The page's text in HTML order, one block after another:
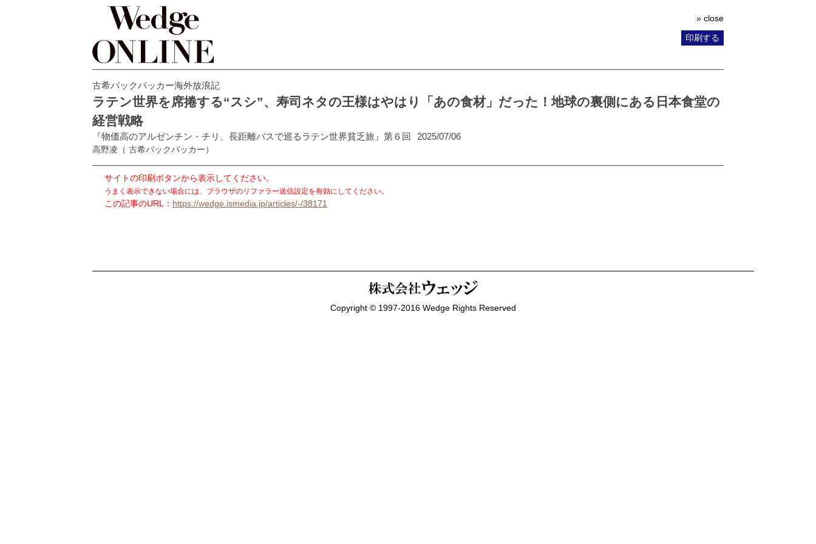
» close
印刷する
古希バックパッカー海外放浪記
ラテン世界を席捲する“スシ”、寿司ネタの王様はやはり「あの食材」だった！地球の裏側にある日本食堂の
経営戦略
『物価高のアルゼンチン・チリ、長距離バスで巡るラテン世界貧乏旅』第６回 2025/07/06
高野凌 （ 古希バックパッカー）
サイトの印刷ボタンから表示してください。
うまく表示できない場合には、ブラウザのリファラー送信設定を有効にしてください。
この記事のURL： https://wedge.ismedia.jp/articles/-/38171
Copyright © 1997-2016 Wedge Rights Reserved